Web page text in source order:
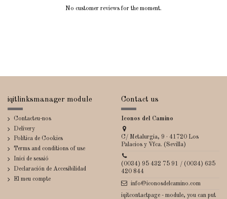
No customer reviews for the moment.
iqitlinksmanager module
Contacteu-nos
Delivery
Política de Cookies
Terms and conditions of use
Inici de sessió
Declaración de Accesibilidad
El meu compte
Contact us
Iconos del Camino
C/ Metalurgia, 9 · 41720 Los
Palacios y Vfca. (Sevilla)
(0034) 95 432 75 91 / (0034) 635
420 844
info@iconosdelcamino.com
iqitcontactpage - module, you can put